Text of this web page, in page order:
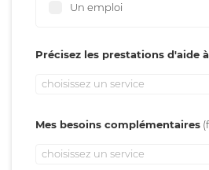
Un emploi
Précisez les prestations d'aide
choisissez un service
Mes besoins complémentaires
choisissez un service